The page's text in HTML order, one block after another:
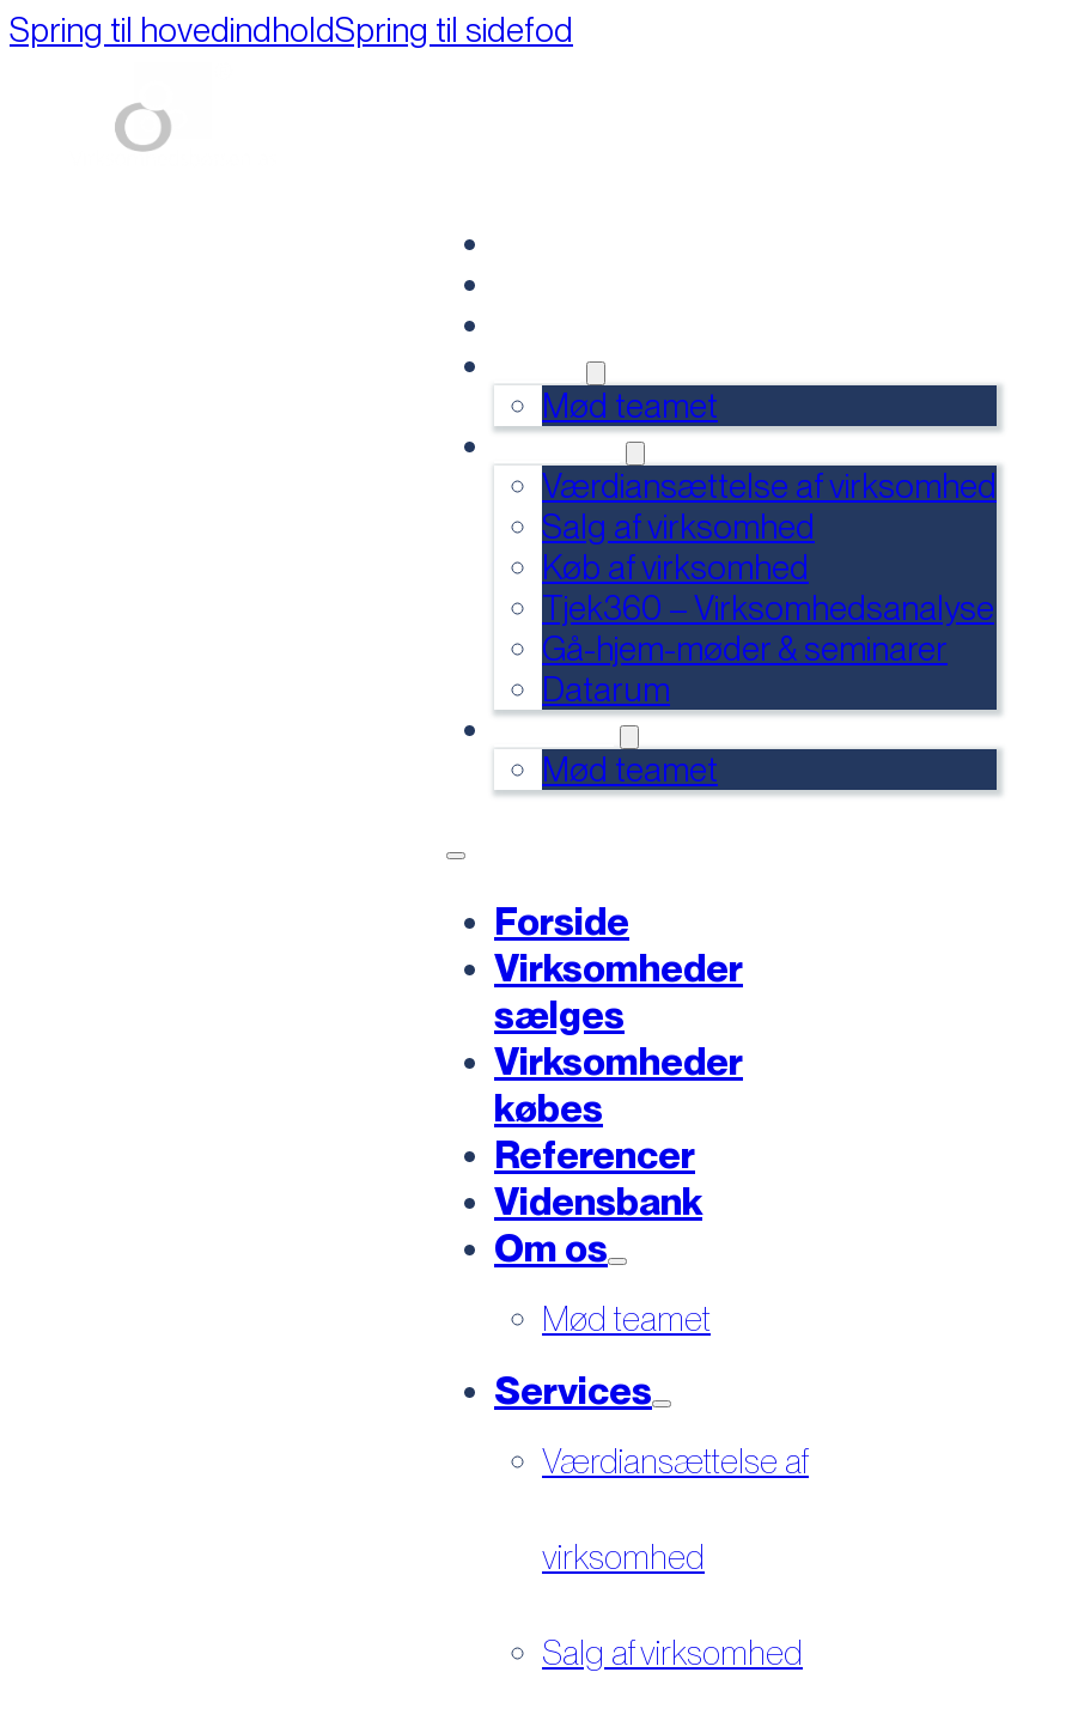
Spring til hovedindholdSpring til sidefod
Mød teamet
Værdiansættelse af virksomhed
Salg af virksomhed
Køb af virksomhed
Tjek360 – Virksomhedsanalyse
Gå-hjem-møder & seminarer
Datarum
Mød teamet
Forside
Virksomheder
sælges
Virksomheder
købes
Referencer
Vidensbank
Om os
Mød teamet
Services
Værdiansættelse af
virksomhed
Salg af virksomhed